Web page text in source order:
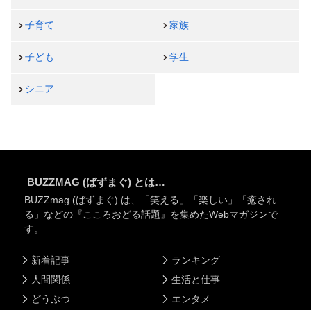
子育て 家族
子ども 学生
シニア
BUZZMAG (ばずまぐ) とは…
BUZZmag (ばずまぐ) は、「笑える」「楽しい」「癒され
る」などの『こころおどる話題』を集めたWebマガジンで
す。
新着記事
人間関係
どうぶつ
ランキング
生活と仕事
エンタメ